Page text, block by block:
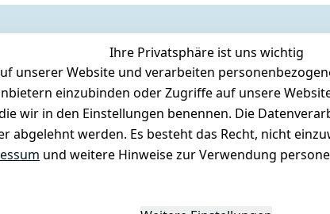
Ihre Privatsphäre ist uns wichtig
unserer Website und verarbeiten
einzubinden oder Zugriffe auf unsere
wir in den Einstellungen benennen. Die
werden. Es besteht das Recht, nicht
und weitere Hinweise zur Verwendung